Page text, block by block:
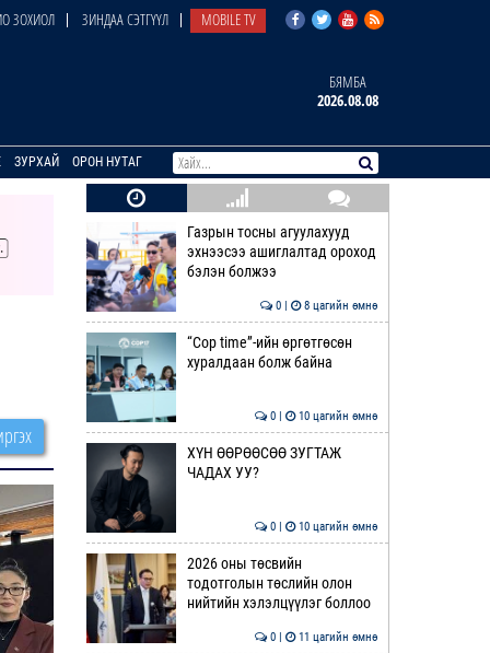
ЗОХИОЛ ЗИНДАА СЭТГҮҮЛ MOBILE TV
БЯМБА
2026.08.08
ЗУРХАЙ ОРОН НУТАГ
Газрын тосны агуулахууд
эхнээсээ ашиглалтад ороход
бэлэн болжээ
0 | 8 цагийн өмнө
“Cop time”-ийн өргөтгөсөн
хуралдаан болж байна
0 | 10 цагийн өмнө
ХҮН ӨӨРӨӨСӨӨ ЗУГТАЖ
ЧАДАХ УУ?
0 | 10 цагийн өмнө
2026 оны төсвийн
тодотголын төслийн олон
нийтийн хэлэлцүүлэг боллоо
0 | 11 цагийн өмнө